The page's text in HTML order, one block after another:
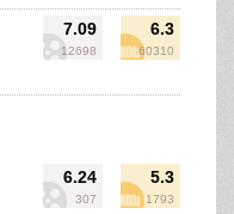
7.09
12698
6.3
60310
6.24
307
5.3
1793